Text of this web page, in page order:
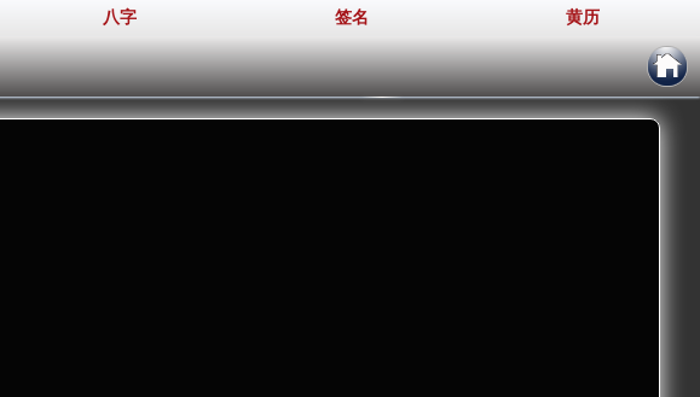
八字 签名 黄历